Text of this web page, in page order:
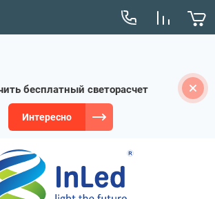
бесплатный светорасчет
Интересно